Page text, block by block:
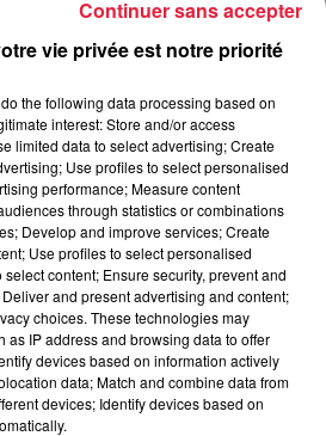
les sports qui passe par le
dit,est-ce que l’argent
pour les activités sportives sur
le sport féminin et le
manière ?Et comment
déséquilibres ?C’est une initiative
Strasbourg qu’on espère
toute une campagne pour
faites aux femmes ?
les violences faites aux femmes, il y
est le colloque annuel à la fin du
un millier de personnes qui a
les travailleurs et les
vie privée est notre priorité
do the following data processing based on
interest: Store and/or access
limited data to select advertising; Create
Use profiles to select personalised
performance; Measure content
through statistics or combinations
Develop and improve services; Create
Use profiles to select personalised
content; Ensure security, prevent and
and present advertising and content;
choices. These technologies may
as IP address and browsing data to offer
devices based on information actively
data; Match and combine data from
devices; Identify devices based on
Continuer sans accepter